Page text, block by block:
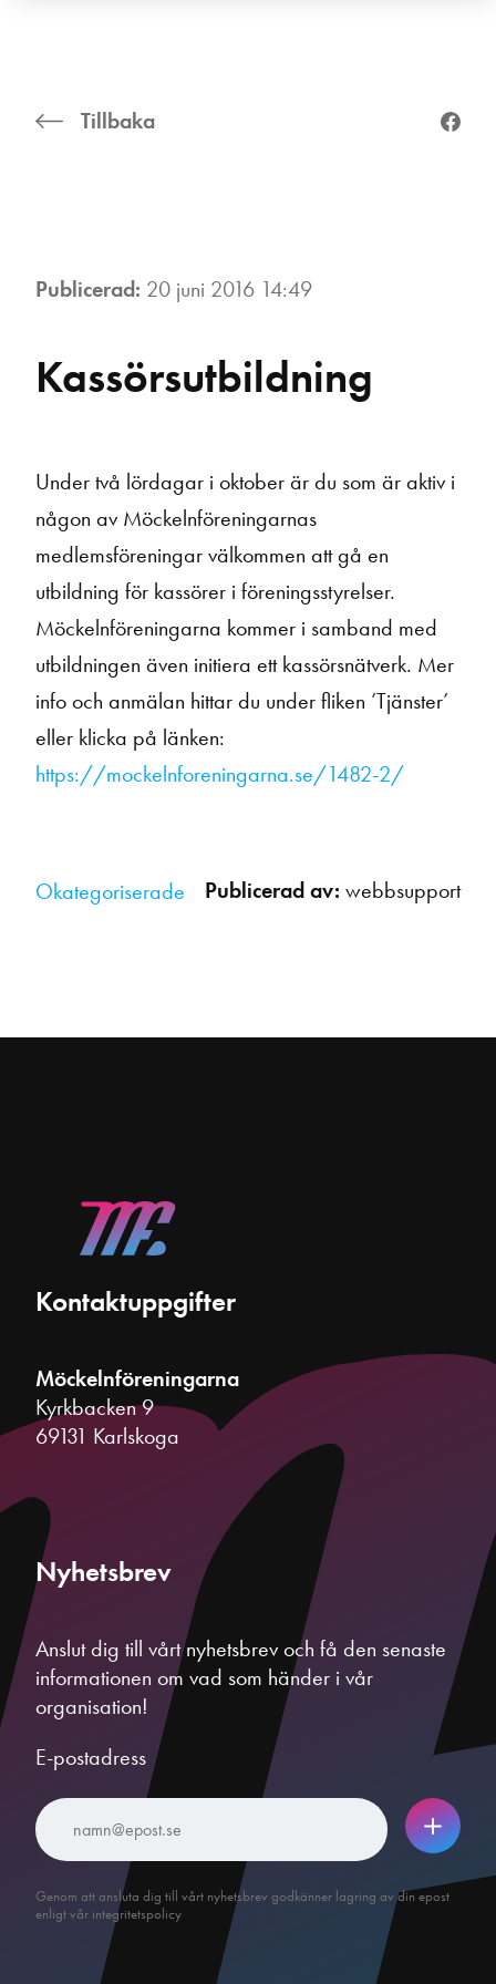
Tillbaka
Publicerad: 20 juni 2016 14:49
Kassörsutbildning
Under två lördagar i oktober är du som är aktiv i
någon av Möckelnföreningarnas
medlemsföreningar välkommen att gå en
utbildning för kassörer i föreningsstyrelser.
Möckelnföreningarna kommer i samband med
utbildningen även initiera ett kassörsnätverk. Mer
info och anmälan hittar du under fliken ’Tjänster’
eller klicka på länken:
https://mockelnforeningarna.se/1482-2/
Okategoriserade Publicerad av: webbsupport
Kontaktuppgifter
Möckelnföreningarna
Kyrkbacken 9
69131 Karlskoga
Nyhetsbrev
Anslut dig till vårt nyhetsbrev och få den senaste
informationen om vad som händer i vår
organisation!
E-postadress
Genom att ansluta dig till vårt nyhetsbrev godkänner lagring av din epost
enligt vår integritetspolicy